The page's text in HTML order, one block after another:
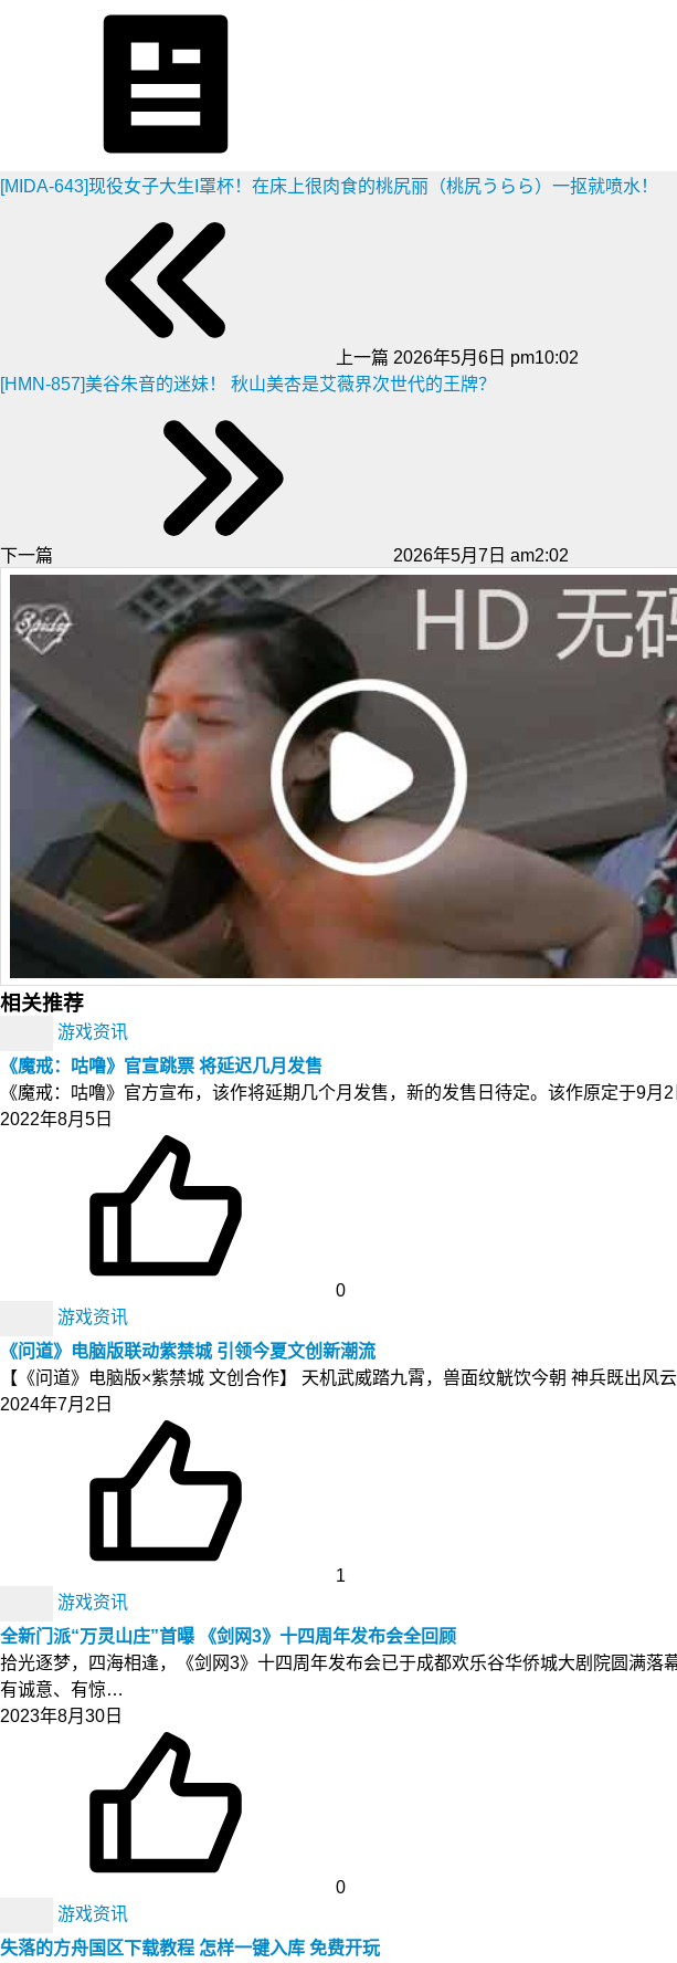
[MIDA-643]现役女子大生I罩杯！在床上很肉食的桃尻丽（桃尻うらら）一抠就喷水！
上一篇 2026年5月6日 pm10:02
[HMN-857]美谷朱音的迷妹！ 秋山美杏是艾薇界次世代的王牌？
下一篇 2026年5月7日 am2:02
相关推荐
游戏资讯
《魔戒：咕噜》官宣跳票 将延迟几月发售
《魔戒：咕噜》官方宣布，该作将延期几个月发售，新的发售日待定。该作原定于9
2022年8月5日
0
游戏资讯
《问道》电脑版联动紫禁城 引领今夏文创新潮流
【《问道》电脑版×紫禁城 文创合作】 天机武威踏九霄，兽面纹觥饮今朝 神兵既出
2024年7月2日
1
游戏资讯
全新门派“万灵山庄”首曝 《剑网3》十四周年发布会全回顾
拾光逐梦，四海相逢，《剑网3》十四周年发布会已于成都欢乐谷华侨城大剧院圆满
有诚意、有惊…
2023年8月30日
0
游戏资讯
失落的方舟国区下载教程 怎样一键入库 免费开玩